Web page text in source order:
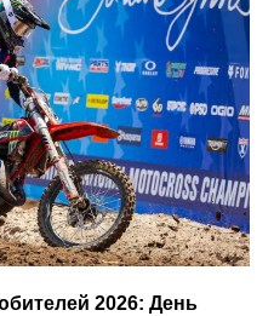
2026: День